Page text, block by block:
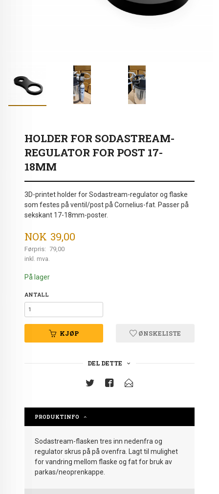
HOLDER FOR SODASTREAM-
REGULATOR FOR POST 17-
18MM
3D-printet holder for Sodastream-regulator og flaske
som festes på ventil/post på Cornelius-fat. Passer på
sekskant 17-18mm-poster.
Tilbud
NOK 39,00
Førpris: 79,00
Rabatt
inkl. mva.
På lager
ANTALL
KJØP ØNSKELISTE
DEL DETTE
PRODUKTINFO
Sodastream-flasken tres inn nedenfra og
regulator skrus på på ovenfra. Lagt til mulighet
for vandring mellom flaske og fat for bruk av
parkas/neoprenkappe.